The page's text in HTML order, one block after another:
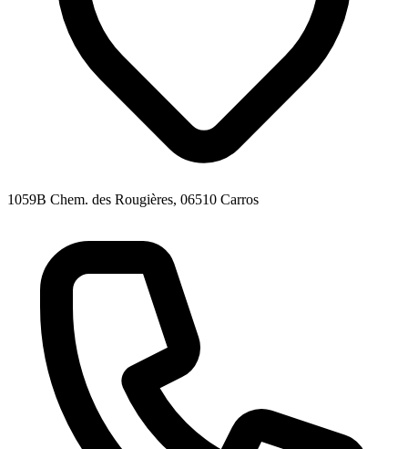
1059B Chem. des Rougières, 06510 Carros